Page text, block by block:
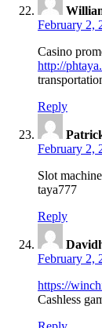
February 2,
Casino
http://
Reply
February 2,
Slot
taya777
Reply
February 2,
https://
Cashless